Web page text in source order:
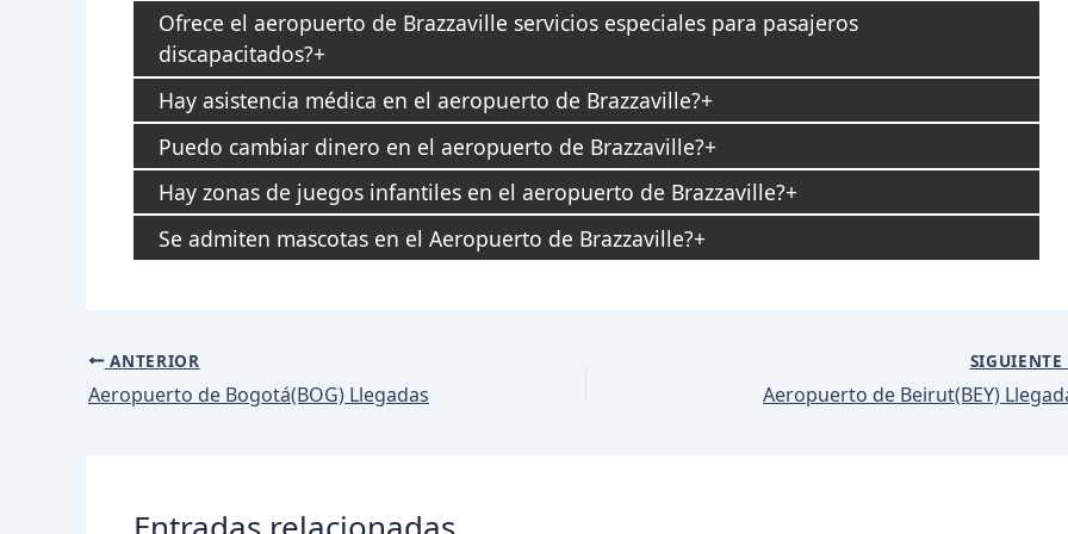
Ofrece el aeropuerto de Brazzaville servicios especiales para pasajeros
discapacitados?
Hay asistencia médica en el aeropuerto de Brazzaville?
Puedo cambiar dinero en el aeropuerto de Brazzaville?
Hay zonas de juegos infantiles en el aeropuerto de Brazzaville?
Se admiten mascotas en el Aeropuerto de Brazzaville?
Navegación
de
ANTERIOR
Aeropuerto de Bogotá(BOG) Llegadas
SIGUIENTE
Aeropuerto de Beirut(BEY)